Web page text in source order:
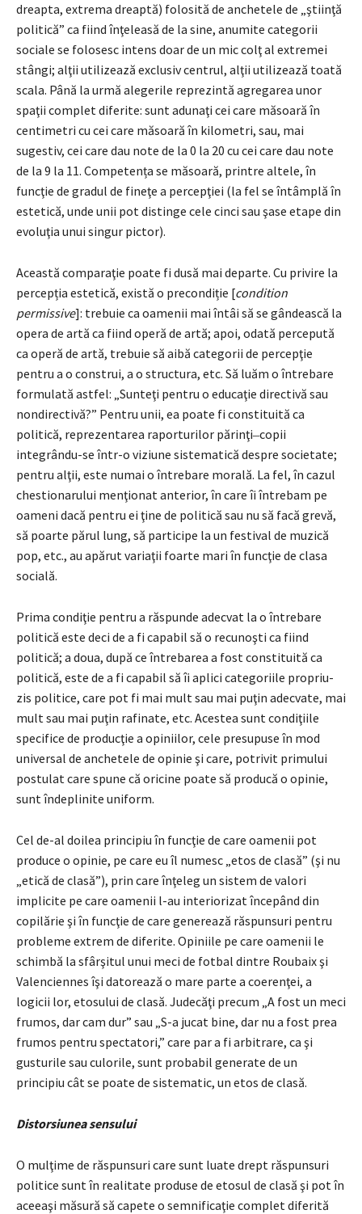
dreapta, extrema dreaptă) folosită de anchetele de „ştiinţă
politică” ca fiind înţeleasă de la sine, anumite categorii
sociale se folosesc intens doar de un mic colţ al extremei
stângi; alţii utilizează exclusiv centrul, alţii utilizează toată
scala. Până la urmă alegerile reprezintă agregarea unor
spaţii complet diferite: sunt adunaţi cei care măsoară în
centimetri cu cei care măsoară în kilometri, sau, mai
sugestiv, cei care dau note de la 0 la 20 cu cei care dau note
de la 9 la 11. Competența se măsoară, printre altele, în
funcţie de gradul de fineţe a percepţiei (la fel se întâmplă în
estetică, unde unii pot distinge cele cinci sau şase etape din
evoluţia unui singur pictor).
Această comparaţie poate fi dusă mai departe. Cu privire la
percepția estetică, există o precondiție [condition
permissive]: trebuie ca oamenii mai întâi să se gândească la
opera de artă ca fiind operă de artă; apoi, odată percepută
ca operă de artă, trebuie să aibă categorii de percepţie
pentru a o construi, a o structura, etc. Să luăm o întrebare
formulată astfel: „Sunteţi pentru o educaţie directivă sau
nondirectivă?” Pentru unii, ea poate fi constituită ca
politică, reprezentarea raporturilor părinţi‒copii
integrându-se într-o viziune sistematică despre societate;
pentru alţii, este numai o întrebare morală. La fel, în cazul
chestionarului menţionat anterior, în care îi întrebam pe
oameni dacă pentru ei ţine de politică sau nu să facă grevă,
să poarte părul lung, să participe la un festival de muzică
pop, etc., au apărut variaţii foarte mari în funcţie de clasa
socială.
Prima condiţie pentru a răspunde adecvat la o întrebare
politică este deci de a fi capabil să o recunoşti ca fiind
politică; a doua, după ce întrebarea a fost constituită ca
politică, este de a fi capabil să îi aplici categoriile propriu-
zis politice, care pot fi mai mult sau mai puţin adecvate, mai
mult sau mai puţin rafinate, etc. Acestea sunt condiţiile
specifice de producţie a opiniilor, cele presupuse în mod
universal de anchetele de opinie şi care, potrivit primului
postulat care spune că oricine poate să producă o opinie,
sunt îndeplinite uniform.
Cel de-al doilea principiu în funcţie de care oamenii pot
produce o opinie, pe care eu îl numesc „etos de clasă” (şi nu
„etică de clasă”), prin care înţeleg un sistem de valori
implicite pe care oamenii l-au interiorizat începând din
copilărie şi în funcţie de care generează răspunsuri pentru
probleme extrem de diferite. Opiniile pe care oamenii le
schimbă la sfârşitul unui meci de fotbal dintre Roubaix şi
Valenciennes îşi datorează o mare parte a coerenţei, a
logicii lor, etosului de clasă. Judecăţi precum „A fost un meci
frumos, dar cam dur” sau „S-a jucat bine, dar nu a fost prea
frumos pentru spectatori,” care par a fi arbitrare, ca şi
gusturile sau culorile, sunt probabil generate de un
principiu cât se poate de sistematic, un etos de clasă.
Distorsiunea sensului
O mulţime de răspunsuri care sunt luate drept răspunsuri
politice sunt în realitate produse de etosul de clasă şi pot în
aceeaşi măsură să capete o semnificaţie complet diferită